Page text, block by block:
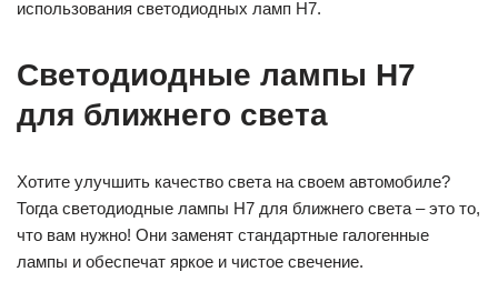
использования светодиодных ламп H7.
Светодиодные лампы H7
для ближнего света
Хотите улучшить качество света на своем автомобиле?
Тогда светодиодные лампы H7 для ближнего света – это то,
что вам нужно! Они заменят стандартные галогенные
лампы и обеспечат яркое и чистое свечение.